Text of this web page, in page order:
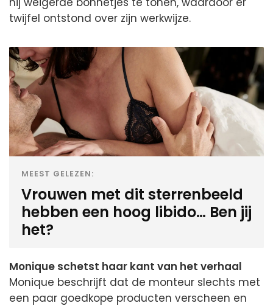
twijfel ontstond over zijn werkwijze.
MEEST GELEZEN:
Vrouwen met dit sterrenbeeld
hebben een hoog libido… Ben jij
het?
Monique schetst haar kant van het verhaal
Monique beschrijft dat de monteur slechts met
een paar goedkope producten verscheen en